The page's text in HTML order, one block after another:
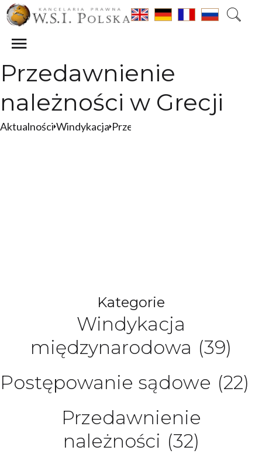
Przedawnienie
należności w Grecji
Aktualności Windykacja Przedawnienie należności
Kategorie
Windykacja
międzynarodowa (39)
Postępowanie sądowe (22)
Przedawnienie
należności (32)